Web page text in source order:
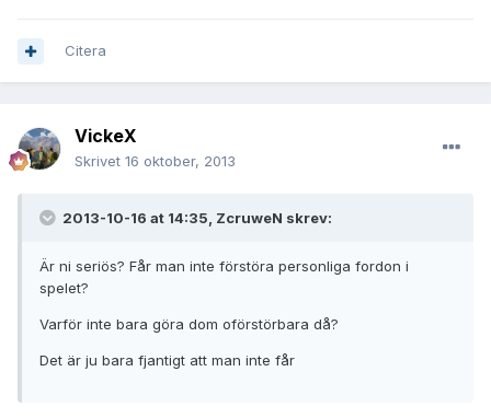
Citera
VickeX
Skrivet 16 oktober, 2013
2013-10-16 at 14:35, ZcruweN skrev:
Är ni seriös? Får man inte förstöra personliga fordon i
spelet?
Varför inte bara göra dom oförstörbara då?
Det är ju bara fjantigt att man inte får